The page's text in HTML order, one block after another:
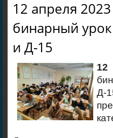
12 апреля
бинарный
и Д-15
Д-